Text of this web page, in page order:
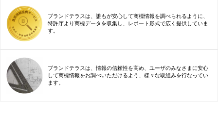
ブランドテラスは、誰もが安心して商標情報を調べられるように、
特許庁より商標データを収集し、レポート形式で広く提供していま
す。
ブランドテラスは、情報の信頼性を高め、ユーザのみなさまに安心
して商標情報をお調べいただけるよう、様々な取組みを行なってい
ます。